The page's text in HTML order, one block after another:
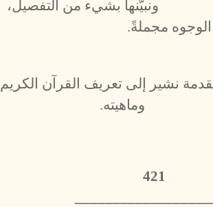
ونبيّنها بشيء من التفصيل،
سائرَ الوجوه مجملةً.
نشير إلى تعريف القرآن الكريم
وماهيته.
421